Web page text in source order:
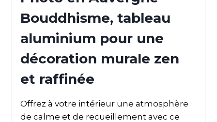
Bouddhisme, tableau
aluminium pour une
décoration murale zen
et raffinée
Offrez à votre intérieur une atmosphère
de calme et de recueillement avec ce